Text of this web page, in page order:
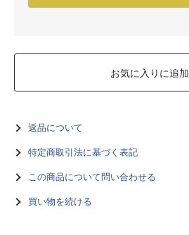
お気に入りに追加
返品について
特定商取引法に基づく表記
この商品について問い合わせる
買い物を続ける